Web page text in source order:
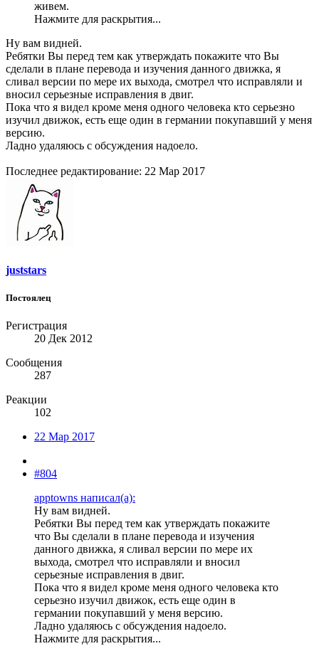
живем.
Нажмите для раскрытия...
Ну вам видней.
Ребятки Вы перед тем как утверждать покажите что Вы
сделали в плане перевода и изучения данного движка, я
сливал версии по мере их выхода, смотрел что исправляли и
вносил серьезные исправления в двиг.
Пока что я видел кроме меня одного человека кто серьезно
изучил движок, есть еще один в германии покупавший у меня
версию.
Ладно удаляюсь с обсуждения надоело.
Последнее редактирование: 22 Мар 2017
juststars
Постоялец
Регистрация
20 Дек 2012
Сообщения
287
Реакции
102
22 Мар 2017
#804
apptowns написал(а):
Ну вам видней.
Ребятки Вы перед тем как утверждать покажите
что Вы сделали в плане перевода и изучения
данного движка, я сливал версии по мере их
выхода, смотрел что исправляли и вносил
серьезные исправления в двиг.
Пока что я видел кроме меня одного человека кто
серьезно изучил движок, есть еще один в
германии покупавший у меня версию.
Ладно удаляюсь с обсуждения надоело.
Нажмите для раскрытия...